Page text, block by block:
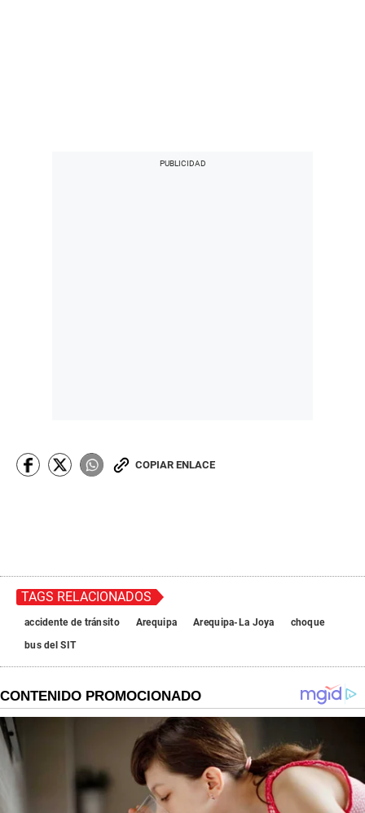
COPIAR ENLACE
TAGS RELACIONADOS
accidente de tránsito Arequipa Arequipa-La Joya
choque
bus del SIT